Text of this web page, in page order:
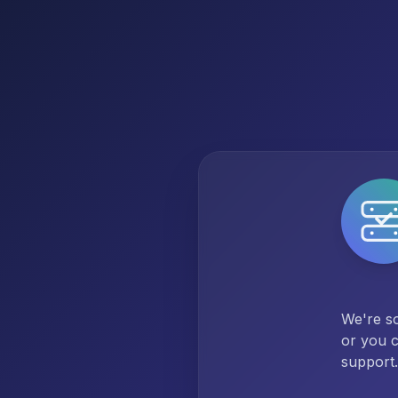
We're
or you
support.